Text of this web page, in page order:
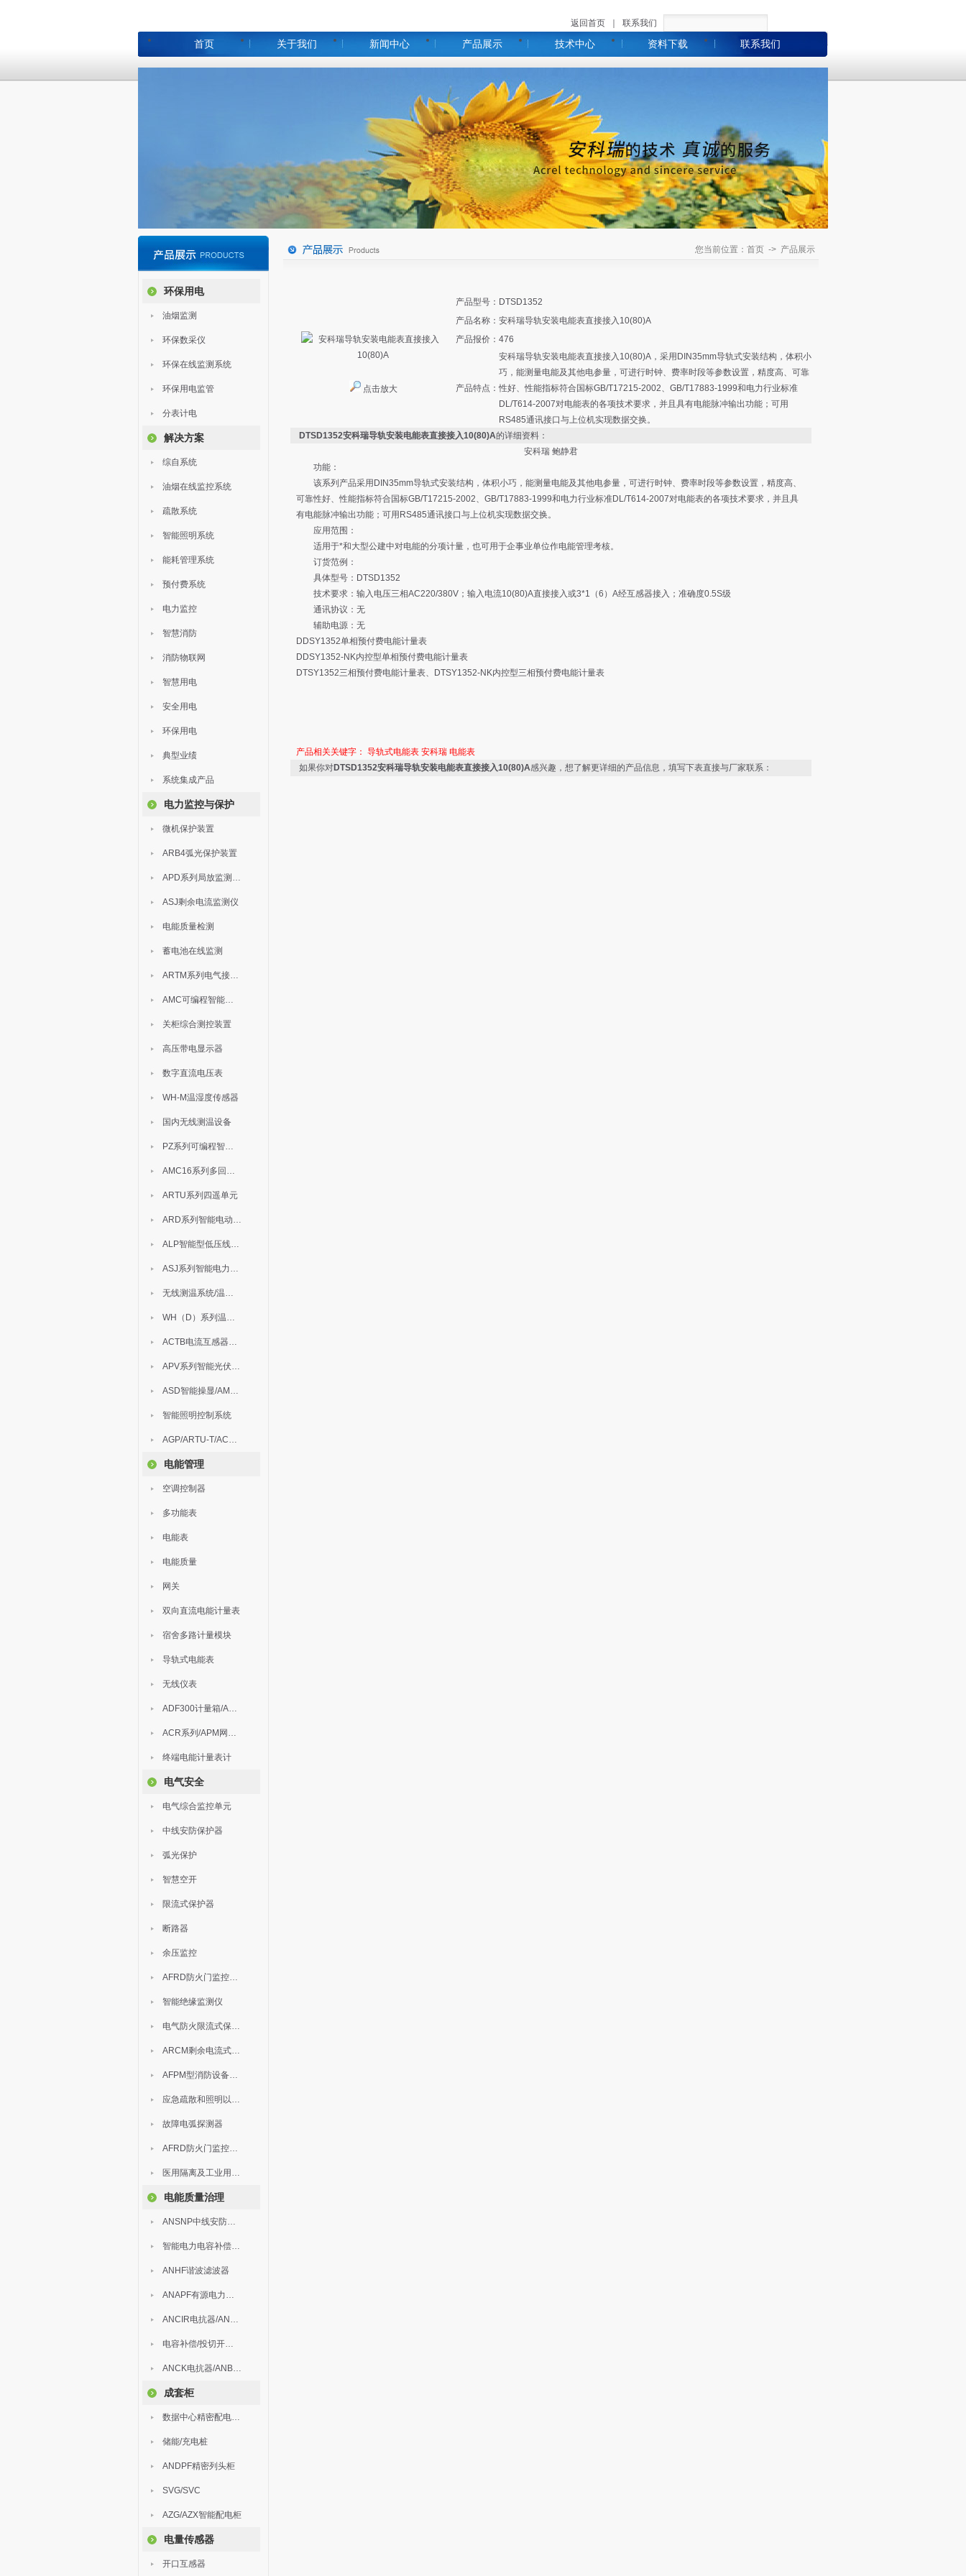
返回首页 联系我们
首页 关于我们 新闻中心 产品展示 技术中心 资料下载 联系我们
环保用电
油烟监测
环保数采仪
环保在线监测系统
环保用电监管
分表计电
解决方案
综自系统
油烟在线监控系统
疏散系统
智能照明系统
能耗管理系统
预付费系统
电力监控
智慧消防
消防物联网
智慧用电
安全用电
环保用电
典型业绩
系统集成产品
电力监控与保护
微机保护装置
ARB4弧光保护装置
APD系列局放监测装置
ASJ剩余电流监测仪
电能质量检测
蓄电池在线监测
ARTM系列电气接点测温装置
AMC可编程智能电测表
关柜综合测控装置
高压带电显示器
数字直流电压表
WH-M温湿度传感器
国内无线测温设备
PZ系列可编程智能表
AMC16系列多回路监控装置
ARTU系列四遥单元
ARD系列智能电动机保护器
ALP智能型低压线路保护装置
ASJ系列智能电力继电器
无线测温系统/温度巡检
WH（D）系列温湿度控制器
ACTB电流互感器过电压保护器
APV系列智能光伏汇流箱
ASD智能操显/AM中压保护
智能照明控制系统
AGP/ARTU-T/ACM/ADDC
电能管理
空调控制器
多功能表
电能表
电能质量
网关
双向直流电能计量表
宿舍多路计量模块
导轨式电能表
无线仪表
ADF300计量箱/AEW无线计量
ACR系列/APM网络电力仪表
终端电能计量表计
电气安全
电气综合监控单元
中线安防保护器
弧光保护
智慧空开
限流式保护器
断路器
余压监控
AFRD防火门监控模块
智能绝缘监测仪
电气防火限流式保护器
ARCM剩余电流式电气火灾监控装置
AFPM型消防设备电源监控系统
应急疏散和照明以及灯具
故障电弧探测器
AFRD防火门监控系统
医用隔离及工业用电绝缘检测
电能质量治理
ANSNP中线安防保护器
智能电力电容补偿装置
ANHF谐波滤波器
ANAPF有源电力滤波器
ANCIR电抗器/ANHPD300谐波保护器
电容补偿/投切开关/ARC
ANCK电抗器/ANBSMJ自愈式低压并联电容器
成套柜
数据中心精密配电监控装置
储能/充电桩
ANDPF精密列头柜
SVG/SVC
AZG/AZX智能配电柜
电量传感器
开口互感器
您当前位置：首页 -> 产品展示
点击放大
产品型号： DTSD1352
产品名称： 安科瑞导轨安装电能表直接接入10(80)A
产品报价： 476
产品特点：
安科瑞导轨安装电能表直接接入10(80)A，采用DIN35mm导轨式安装结构，体积小
巧，能测量电能及其他电参量，可进行时钟、费率时段等参数设置，精度高、可靠
性好、性能指标符合国标GB/T17215-2002、GB/T17883-1999和电力行业标准
DL/T614-2007对电能表的各项技术要求，并且具有电能脉冲输出功能；可用
RS485通讯接口与上位机实现数据交换。
DTSD1352安科瑞导轨安装电能表直接接入10(80)A的详细资料：
安科瑞 鲍静君
功能：
该系列产品采用DIN35mm导轨式安装结构，体积小巧，能测量电能及其他电参量，可进行时钟、费率时段等参数设置，精度高、
可靠性好、性能指标符合国标GB/T17215-2002、GB/T17883-1999和电力行业标准DL/T614-2007对电能表的各项技术要求，并且具
有电能脉冲输出功能；可用RS485通讯接口与上位机实现数据交换。
应用范围：
适用于*和大型公建中对电能的分项计量，也可用于企事业单位作电能管理考核。
订货范例：
具体型号：DTSD1352
技术要求：输入电压三相AC220/380V；输入电流10(80)A直接接入或3*1（6）A经互感器接入；准确度0.5S级
通讯协议：无
辅助电源：无
DDSY1352单相预付费电能计量表
DDSY1352-NK内控型单相预付费电能计量表
DTSY1352三相预付费电能计量表、DTSY1352-NK内控型三相预付费电能计量表
产品相关关键字： 导轨式电能表 安科瑞 电能表
如果你对DTSD1352安科瑞导轨安装电能表直接接入10(80)A感兴趣，想了解更详细的产品信息，填写下表直接与厂家联系：